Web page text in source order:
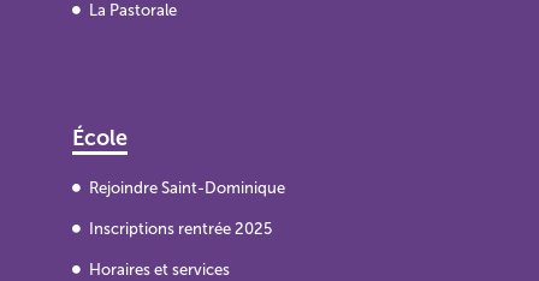
La Pastorale
École
Rejoindre Saint-Dominique
Inscriptions rentrée 2025
Horaires et services